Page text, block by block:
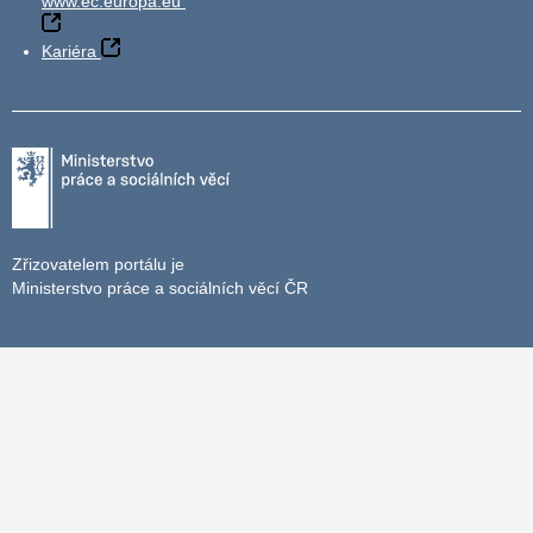
Kariéra
Zřizovatelem portálu je
Ministerstvo práce a sociálních věcí ČR